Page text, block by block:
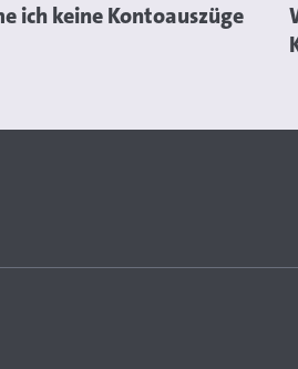
ich keine Kontoauszüge